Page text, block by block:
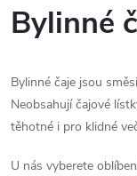
Bylinné
Bylinné čaje jsou
Neobsahují čajové
těhotné i pro klidné
U nás vyberete